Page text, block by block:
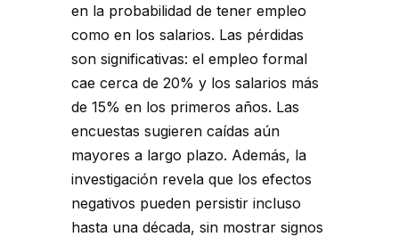
en la probabilidad de tener empleo
como en los salarios. Las pérdidas
son significativas: el empleo formal
cae cerca de 20% y los salarios más
de 15% en los primeros años. Las
encuestas sugieren caídas aún
mayores a largo plazo. Además, la
investigación revela que los efectos
negativos pueden persistir incluso
hasta una década, sin mostrar signos